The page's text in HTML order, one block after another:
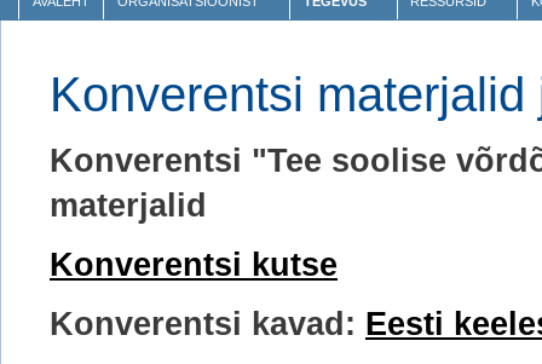
Konverentsi
Konverentsi "Tee soolise
materjalid
Konverentsi kutse
Konverentsi kavad: Eesti